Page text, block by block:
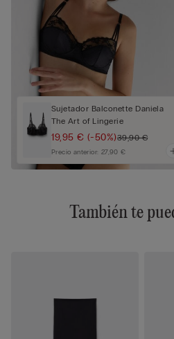
Sujetador Balconette Daniela
The Art of Lingerie
19,95 €(-50%)39,90 €
Precio anterior: 27,90 €
También te